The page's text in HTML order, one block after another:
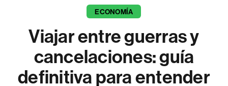
ECONOMÍA
Viajar entre guerras y
cancelaciones: guía
definitiva para entender